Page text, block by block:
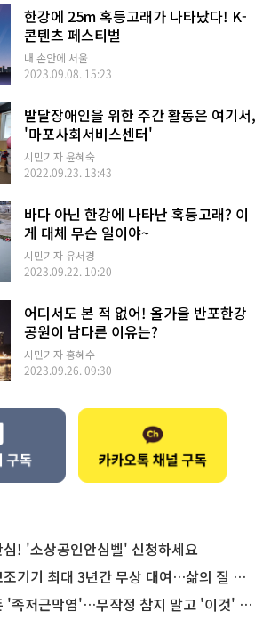
한강에 25m 혹등고래가 나타났다! K-
콘텐츠 페스티벌
내 손안에 서울
2023.09.08. 15:23
발달장애인을 위한 주간 활동은 여기서,
'마포사회서비스센터'
시민기자 윤혜숙
2022.09.23. 13:43
바다 아닌 한강에 나타난 혹등고래? 이
게 대체 무슨 일이야~
시민기자 유서경
2023.09.22. 10:20
어디서도 본 적 없어! 올가을 반포한강
공원이 남다른 이유는?
시민기자 홍혜수
2023.09.26. 09:30
! '소상공인안심벨' 신청하세요
기 최대 3년간 무상 대여…삶의 질 높인다
저근막염'…무작정 참지 말고 '이것' 해보세요!